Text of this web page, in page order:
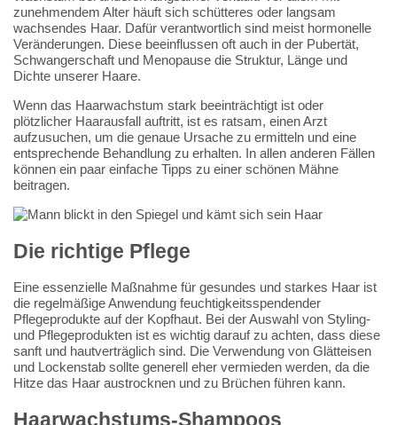
zunehmendem Alter häuft sich schütteres oder langsam
wachsendes Haar. Dafür verantwortlich sind meist hormonelle
Veränderungen. Diese beeinflussen oft auch in der Pubertät,
Schwangerschaft und Menopause die Struktur, Länge und
Dichte unserer Haare.
Wenn das Haarwachstum stark beeinträchtigt ist oder
plötzlicher Haarausfall auftritt, ist es ratsam, einen Arzt
aufzusuchen, um die genaue Ursache zu ermitteln und eine
entsprechende Behandlung zu erhalten. In allen anderen Fällen
können ein paar einfache Tipps zu einer schönen Mähne
beitragen.
Die richtige Pflege
Eine essenzielle Maßnahme für gesundes und starkes Haar ist
die regelmäßige Anwendung feuchtigkeitsspendender
Pflegeprodukte auf der Kopfhaut. Bei der Auswahl von Styling-
und Pflegeprodukten ist es wichtig darauf zu achten, dass diese
sanft und hautverträglich sind. Die Verwendung von Glätteisen
und Lockenstab sollte generell eher vermieden werden, da die
Hitze das Haar austrocknen und zu Brüchen führen kann.
Haarwachstums-Shampoos